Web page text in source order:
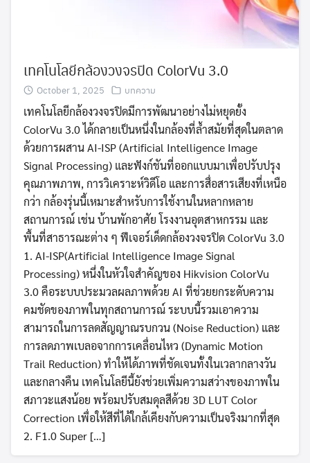
เทคโนโลยีกล้องวงจรปิด ColorVu 3.0
October 1, 2025 บทความ
เทคโนโลยีกล้องวงจรปิดมีการพัฒนาอย่างไม่หยุดยั้ง
ColorVu 3.0 ได้กลายเป็นหนึ่งในกล้องที่ล้ำสมัยที่สุดในตลาด
ด้วยการผสาน AI-ISP (Artificial Intelligence Image
Signal Processing) และฟังก์ชันที่ออกแบบมาเพื่อปรับปรุง
คุณภาพภาพ, การวิเคราะห์วิดีโอ และการสื่อสารเสียงที่เหนือ
กว่า กล้องรุ่นนี้เหมาะสำหรับการใช้งานในหลากหลาย
สถานการณ์ เช่น บ้านพักอาศัย โรงงานอุตสาหกรรม และ
พื้นที่สาธารณะต่าง ๆ ฟีเจอร์เด็ดกล้องวงจรปิด ColorVu 3.0
1. AI-ISP(Artificial Intelligence Image Signal
Processing) หนึ่งในหัวใจสำคัญของ Hikvision ColorVu
3.0 คือระบบประมวลผลภาพด้วย AI ที่ช่วยยกระดับความ
คมชัดของภาพในทุกสถานการณ์ ระบบนี้รวมเอาความ
สามารถในการลดสัญญาณรบกวน (Noise Reduction) และ
การลดภาพเบลอจากการเคลื่อนไหว (Dynamic Motion
Trail Reduction) ทำให้ได้ภาพที่ชัดเจนทั้งในเวลากลางวัน
และกลางคืน เทคโนโลยีนี้ยังช่วยเพิ่มความสว่างของภาพใน
สภาวะแสงน้อย พร้อมปรับสมดุลสีด้วย 3D LUT Color
Correction เพื่อให้สีที่ได้ใกล้เคียงกับความเป็นจริงมากที่สุด
2. F1.0 Super […]